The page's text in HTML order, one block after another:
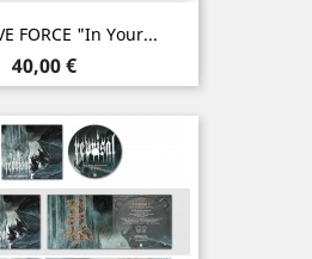
FORCE "In Your...
Prix
40,00 €